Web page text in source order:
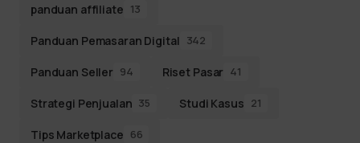
panduan affiliate 13
Panduan Pemasaran Digital 342
Panduan Seller 94 Riset Pasar 41
Strategi Penjualan 35 Studi Kasus 21
Tips Marketplace 66